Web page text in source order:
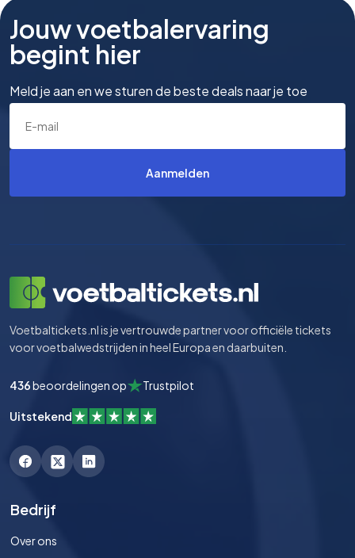
Jouw voetbalervaring
begint hier
Meld je aan en we sturen de beste deals naar je toe
Aanmelden
Voetbaltickets.nl is je vertrouwde partner voor officiële tickets
voor voetbalwedstrijden in heel Europa en daarbuiten.
436beoordelingen op Trustpilot
Uitstekend
Bedrijf
Over ons